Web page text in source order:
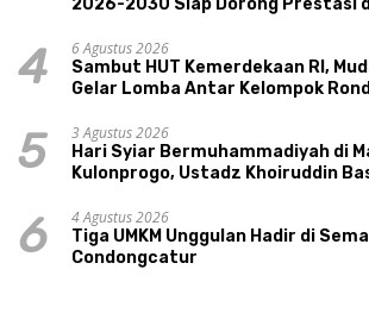
2026-2030 Siap Dorong Prestasi
4
6 Agustus 2026
Sambut HUT Kemerdekaan RI,
Gelar Lomba Antar Kelompok
5
3 Agustus 2026
Hari Syiar Bermuhammadiyah di
Kulonprogo, Ustadz Khoiruddin
6
4 Agustus 2026
Tiga UMKM Unggulan Hadir di
Condongcatur